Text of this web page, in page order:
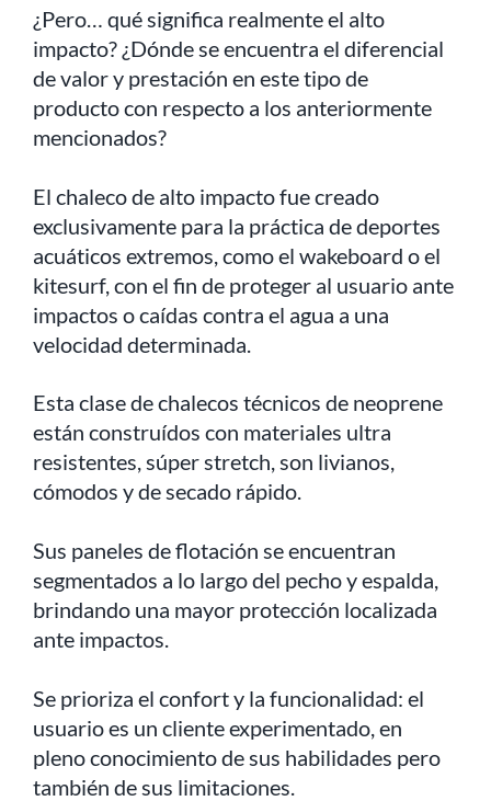
¿Pero… qué significa realmente el alto
impacto? ¿Dónde se encuentra el diferencial
de valor y prestación en este tipo de
producto con respecto a los anteriormente
mencionados?
El chaleco de alto impacto fue creado
exclusivamente para la práctica de deportes
acuáticos extremos, como el wakeboard o el
kitesurf, con el fin de proteger al usuario ante
impactos o caídas contra el agua a una
velocidad determinada.
Esta clase de chalecos técnicos de neoprene
están construídos con materiales ultra
resistentes, súper stretch, son livianos,
cómodos y de secado rápido.
Sus paneles de flotación se encuentran
segmentados a lo largo del pecho y espalda,
brindando una mayor protección localizada
ante impactos.
Se prioriza el confort y la funcionalidad: el
usuario es un cliente experimentado, en
pleno conocimiento de sus habilidades pero
también de sus limitaciones.